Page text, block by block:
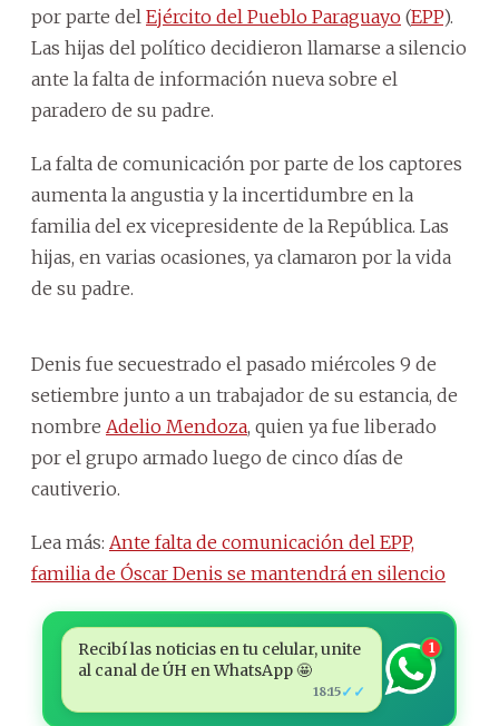
por parte del Ejército del Pueblo Paraguayo (EPP).
Las hijas del político decidieron llamarse a silencio
ante la falta de información nueva sobre el
paradero de su padre.
La falta de comunicación por parte de los captores
aumenta la angustia y la incertidumbre en la
familia del ex vicepresidente de la República. Las
hijas, en varias ocasiones, ya clamaron por la vida
de su padre.
Denis fue secuestrado el pasado miércoles 9 de
setiembre junto a un trabajador de su estancia, de
nombre Adelio Mendoza, quien ya fue liberado
por el grupo armado luego de cinco días de
cautiverio.
Lea más: Ante falta de comunicación del EPP,
familia de Óscar Denis se mantendrá en silencio
Recibí las noticias en tu celular, unite
al canal de ÚH en WhatsApp 🤩
18:15✓✓
1